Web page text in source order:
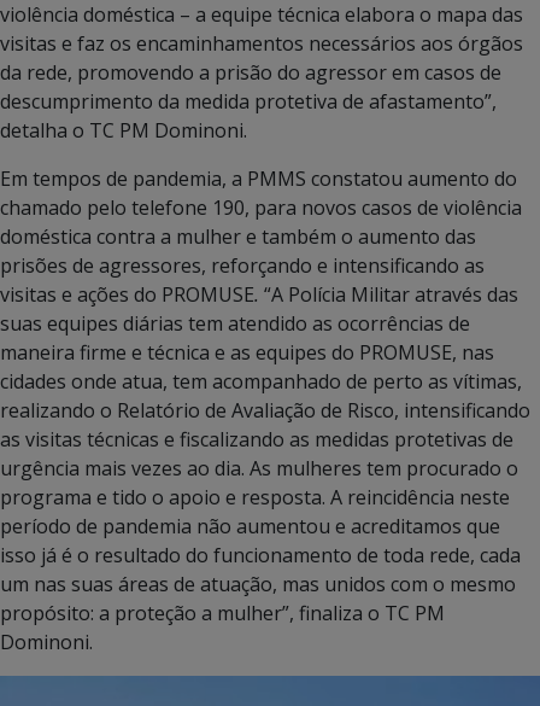
violência doméstica – a equipe técnica elabora o mapa das
visitas e faz os encaminhamentos necessários aos órgãos
da rede, promovendo a prisão do agressor em casos de
descumprimento da medida protetiva de afastamento”,
detalha o TC PM Dominoni.
Em tempos de pandemia, a PMMS constatou aumento do
chamado pelo telefone 190, para novos casos de violência
doméstica contra a mulher e também o aumento das
prisões de agressores, reforçando e intensificando as
visitas e ações do PROMUSE. “A Polícia Militar através das
suas equipes diárias tem atendido as ocorrências de
maneira firme e técnica e as equipes do PROMUSE, nas
cidades onde atua, tem acompanhado de perto as vítimas,
realizando o Relatório de Avaliação de Risco, intensificando
as visitas técnicas e fiscalizando as medidas protetivas de
urgência mais vezes ao dia. As mulheres tem procurado o
programa e tido o apoio e resposta. A reincidência neste
período de pandemia não aumentou e acreditamos que
isso já é o resultado do funcionamento de toda rede, cada
um nas suas áreas de atuação, mas unidos com o mesmo
propósito: a proteção a mulher”, finaliza o TC PM
Dominoni.